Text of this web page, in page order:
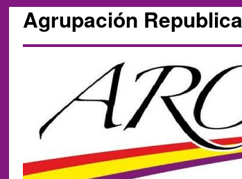
Agrupación